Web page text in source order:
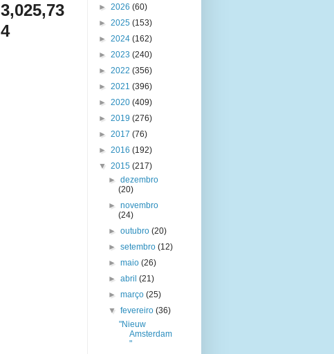
3,025,73
4
► 2026 (60)
► 2025 (153)
► 2024 (162)
► 2023 (240)
► 2022 (356)
► 2021 (396)
► 2020 (409)
► 2019 (276)
► 2017 (76)
► 2016 (192)
▼ 2015 (217)
►dezembro
(20)
►novembro
(24)
►outubro(20)
►setembro(12)
►maio(26)
►abril(21)
►março(25)
▼fevereiro(36)
"Nieuw
Amsterdam
"